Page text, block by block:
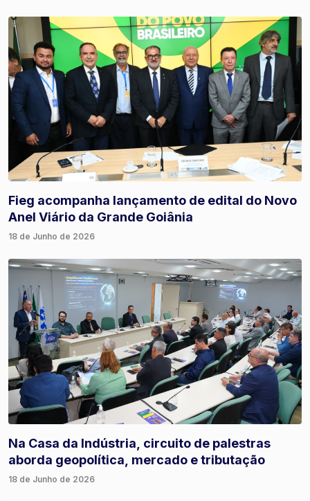
Fieg acompanha lançamento de edital do Novo
Anel Viário da Grande Goiânia
18 de Junho de 2026
Na Casa da Indústria, circuito de palestras
aborda geopolítica, mercado e tributação
18 de Junho de 2026